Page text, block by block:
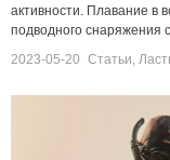
активности. Плавание в
подводного снаряжения
2023-05-20 Статьи,